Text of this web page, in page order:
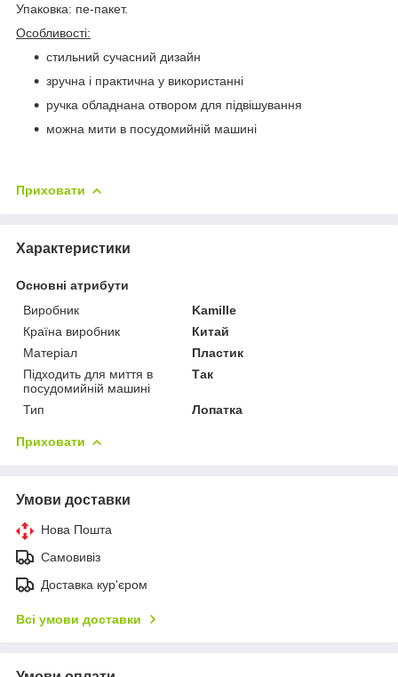
Упаковка: пе-пакет.
Особливості:
стильний сучасний дизайн
зручна і практична у використанні
ручка обладнана отвором для підвішування
можна мити в посудомийній машині
Приховати
Характеристики
Основні атрибути
Виробник
Kamille
Країна виробник
Китай
Матеріал
Пластик
Підходить для миття в
посудомийній машині
Так
Тип Лопатка
Приховати
Умови доставки
Нова Пошта
Самовивіз
Доставка кур'єром
Всі умови доставки